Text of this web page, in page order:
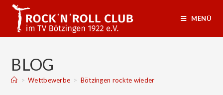
MENÜ
BLOG
> Wettbewerbe > Bötzingen rockte wieder